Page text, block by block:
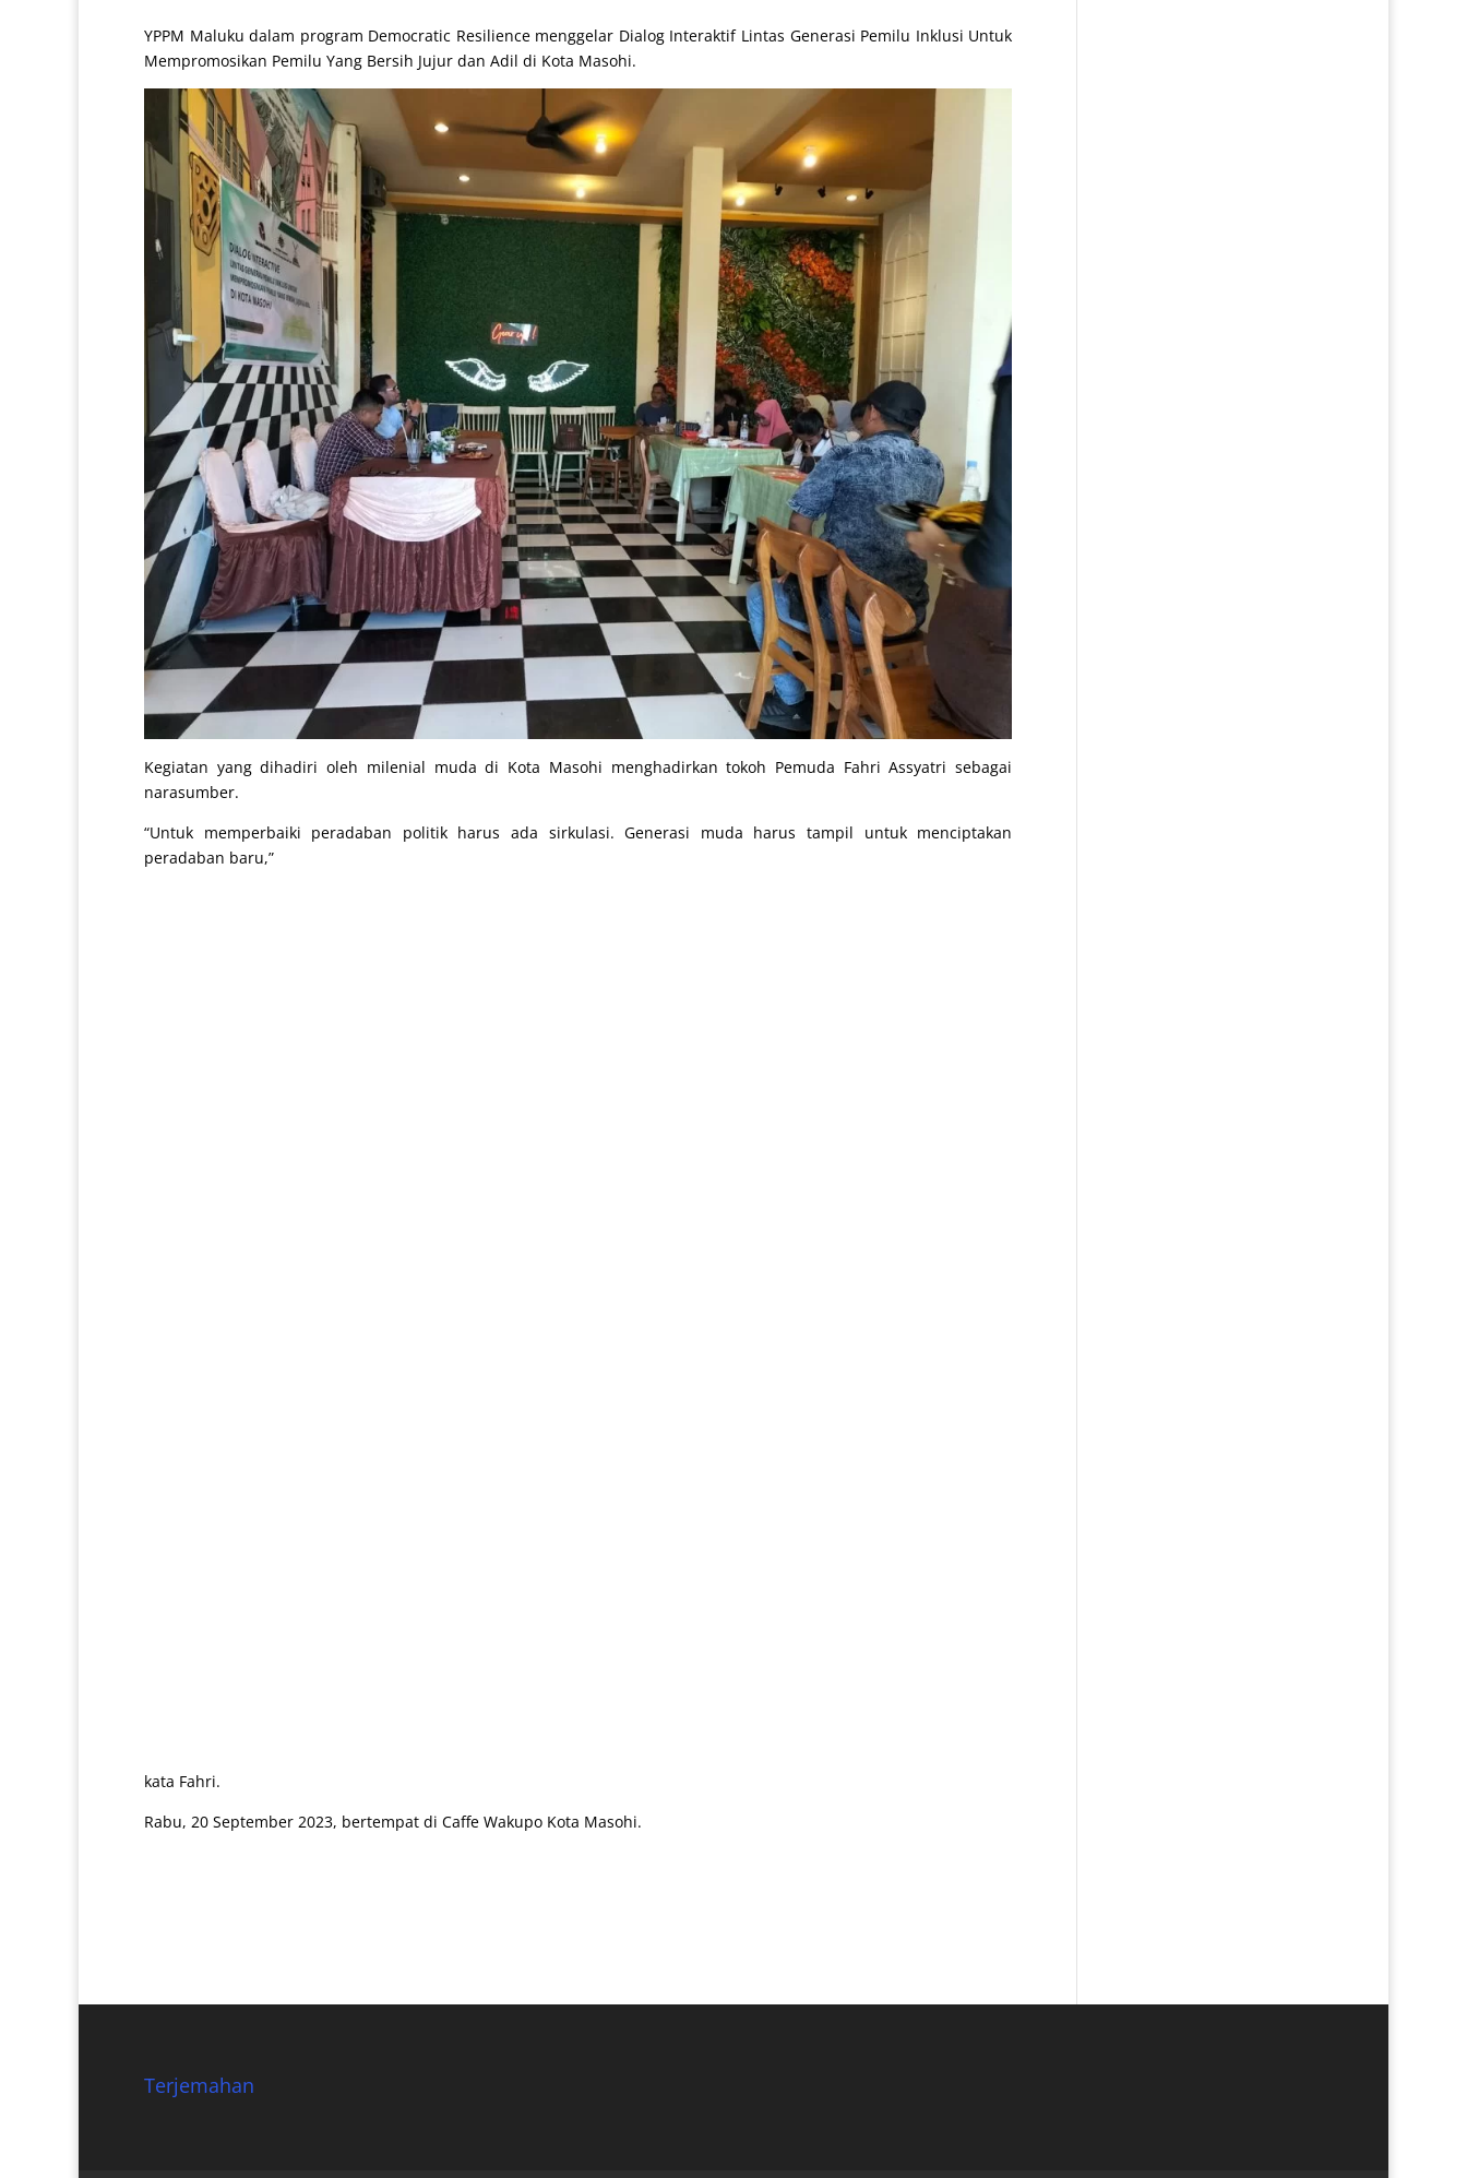
YPPM Maluku dalam program Democratic Resilience menggelar Dialog Interaktif Lintas Generasi Pemilu Inklusi Untuk
Mempromosikan Pemilu Yang Bersih Jujur dan Adil di Kota Masohi.
Kegiatan yang dihadiri oleh milenial muda di Kota Masohi menghadirkan tokoh Pemuda Fahri Assyatri sebagai
narasumber.
“Untuk memperbaiki peradaban politik harus ada sirkulasi. Generasi muda harus tampil untuk menciptakan
peradaban baru,”
kata Fahri.
Rabu, 20 September 2023, bertempat di Caffe Wakupo Kota Masohi.
Terjemahan